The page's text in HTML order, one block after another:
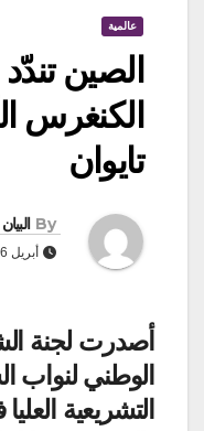
عالمية
الصين
الكنغرس
تايوان
By البيان
أبريل 6, 2023
أصدرت لجنة
الوطني لنواب
التشريعية